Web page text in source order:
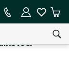
collectie